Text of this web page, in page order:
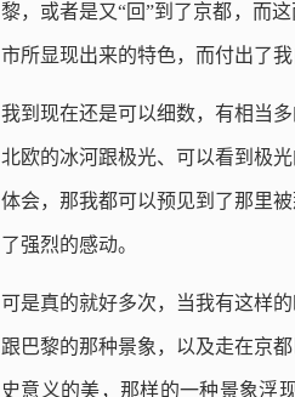
黎，或者是又“回”到了京都，而
市所显现出来的特色，而付出了我
我到现在还是可以细数，有相当
北欧的冰河跟极光、可以看到极
体会，那我都可以预见到了那里
了强烈的感动。
可是真的就好多次，当我有这样
跟巴黎的那种景象，以及走在京
史意义的美，那样的一种景象浮